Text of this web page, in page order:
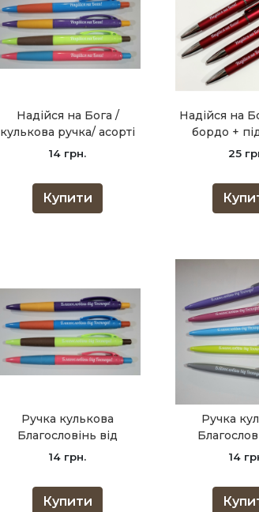
Надійся на Бога /
кулькова ручка/ асорті
14 грн.
Купити
Надійся на
бордо +
25
Ручка кулькова
Благословінь від
Господа /двокольорна
14 грн.
Купити
Ручка
Господа /
14